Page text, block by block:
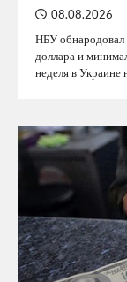
08.08.2026
НБУ обнародовал
доллара и
неделя в Украине